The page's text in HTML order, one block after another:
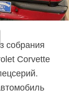
собрания
Corvette